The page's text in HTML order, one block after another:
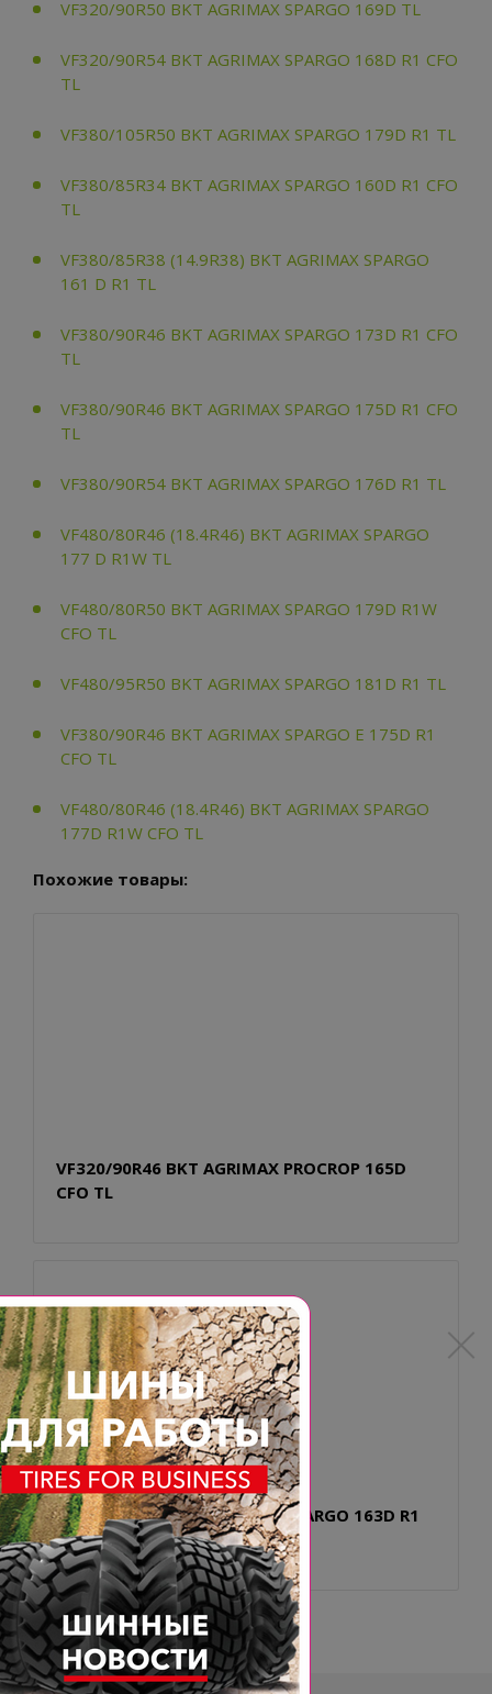
VF320/90R50 BKT AGRIMAX SPARGO 169D TL
VF320/90R54 BKT AGRIMAX SPARGO 168D R1 CFO
TL
VF380/105R50 BKT AGRIMAX SPARGO 179D R1 TL
VF380/85R34 BKT AGRIMAX SPARGO 160D R1 CFO
TL
VF380/85R38 (14.9R38) BKT AGRIMAX SPARGO
161 D R1 TL
VF380/90R46 BKT AGRIMAX SPARGO 173D R1 CFO
TL
VF380/90R46 BKT AGRIMAX SPARGO 175D R1 CFO
TL
VF380/90R54 BKT AGRIMAX SPARGO 176D R1 TL
VF480/80R46 (18.4R46) BKT AGRIMAX SPARGO
177 D R1W TL
VF480/80R50 BKT AGRIMAX SPARGO 179D R1W
CFO TL
VF480/95R50 BKT AGRIMAX SPARGO 181D R1 TL
VF380/90R46 BKT AGRIMAX SPARGO E 175D R1
CFO TL
VF480/80R46 (18.4R46) BKT AGRIMAX SPARGO
177D R1W CFO TL
Похожие товары:
VF320/90R46 BKT AGRIMAX PROCROP 165D
CFO TL
VF320/90R46 BKT AGRIMAX SPARGO 163D R1
TL